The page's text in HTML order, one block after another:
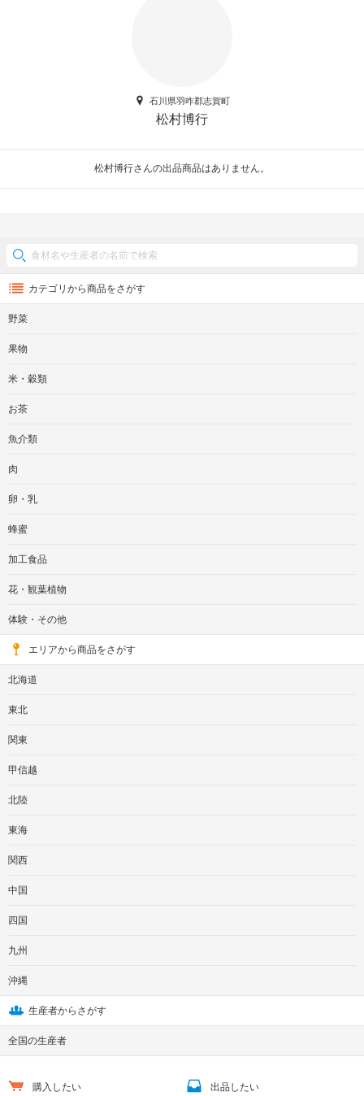
石川県羽咋郡志賀町
松村博行
松村博行さんの出品商品はありません。
カテゴリから商品をさがす
野菜
果物
米・穀類
お茶
魚介類
肉
卵・乳
蜂蜜
加工食品
花・観葉植物
体験・その他
エリアから商品をさがす
北海道
東北
関東
甲信越
北陸
東海
関西
中国
四国
九州
沖縄
生産者からさがす
全国の生産者
購入したい 出品したい